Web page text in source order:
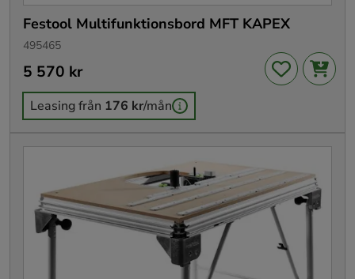
Festool Multifunktionsbord MFT KAPEX
495465
Pris:5 570 kr
5 570 kr
Leasing från 176 kr/mån